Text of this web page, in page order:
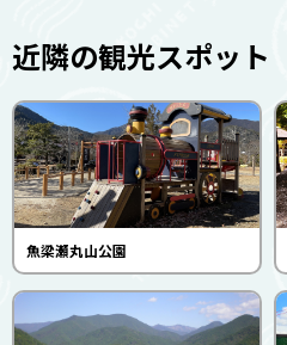
近隣の観光スポット
魚梁瀬丸山公園